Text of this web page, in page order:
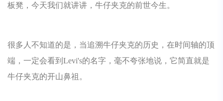
板凳，今天我们就讲讲，牛仔夹克的前世今生。
很多人不知道的是，当追溯牛仔夹克的历史，在时间轴的顶
端，一定会看到Levi's的名字，毫不夸张地说，它简直就是
牛仔夹克的开山鼻祖。